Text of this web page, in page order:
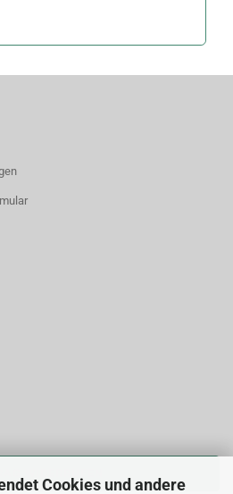
Cookies und andere